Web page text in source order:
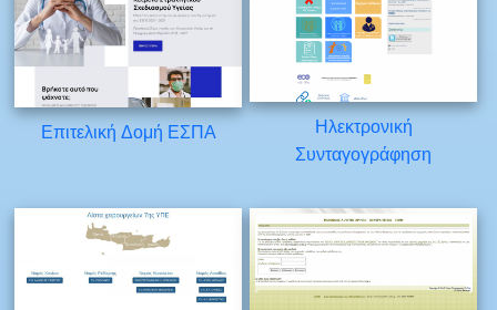
Επιτελική Δομή ΕΣΠΑ
Ηλεκτρονική
Συνταγογράφηση